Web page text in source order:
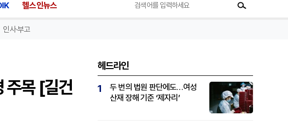
헬스인뉴스
인사·부고
주목 [길건
헤드라인
1
두 번의 법원 판단에도…여성
산재 장해 기준 ‘제자리’